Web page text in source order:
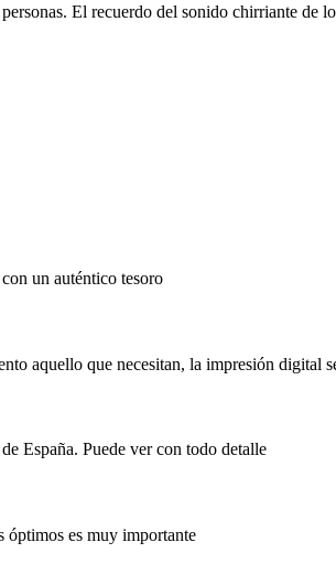
El recuerdo del sonido chirriante de
un auténtico tesoro
aquello que necesitan, la impresión digital
España. Puede ver con todo detalle
óptimos es muy importante